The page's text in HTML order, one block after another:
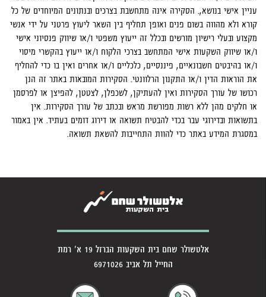
עניין אישי בנושא,. הסקירה אינה מתחשבת בצרכים ובנתונים המיוחדים של כל
קורא ולא מהווה בשום פנים ואופן תחליף בין השאר ליעוץ פרטני על ידי אנשי
מקצוע ובעלי רישיון מורשים ובכלל זה ייעוץ משפטי ו/או שיווק פנסיוני אישי
ו/או שיווק השקעות אישי המתחשב בצרכי הלקוח ו/או ייעוץ בהקשרי מיסוי
ו/או בהיבטים חשבונאיים, פיננסיים, כלכליים ו/או אחרים ואין בו כדי להחליף
את הוראות הדין ו/או התקנון הרלוונטי. הסקירות המובאות באתר זה הנן
רכושו של עורך הסקירות ואין להעתיקן, לשכפלן, לצטטן, להפיצן או לפרסמן
או חלקים מהן ללא רשות מפורשת מראש ובכתב של עורך הסקירות. אין
בתשואות ובדירוגי עבר בכדי להבטיח תשואה או דירוג דומים בעתיד. אין באמור
במסגרת המידע באתר כדי להוות התחייבות להשאת תשואה.
אלטשולר שחם בית השקעות הברזל 19 א' רמת
החייל תל אביב 6971026